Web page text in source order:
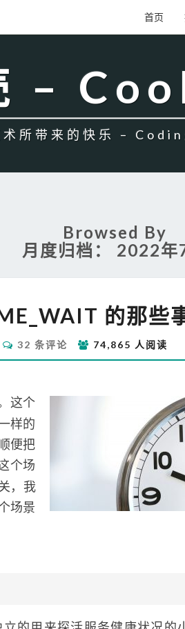
首页
–
术所带来的快乐 –
Browsed By
月度归档： 2022年
一
经
TIME_WAIT
的
那
些
事
的那些
评
论
32 条评论 74,865 人阅读
这个
样的
便把
个场
，我
场景